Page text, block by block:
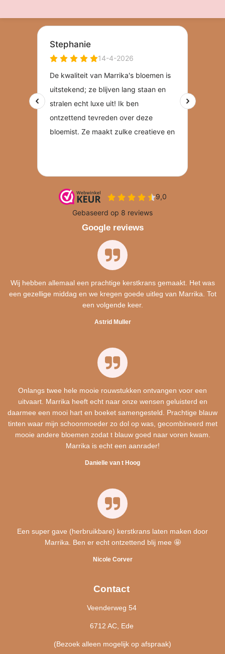
Google reviews
Wij hebben allemaal een prachtige kerstkrans gemaakt. Het was
een gezellige middag en we kregen goede uitleg van Marrika. Tot
een volgende keer.
Astrid Muller
Onlangs twee hele mooie rouwstukken ontvangen voor een
uitvaart. Marrika heeft echt naar onze wensen geluisterd en
daarmee een mooi hart en boeket samengesteld. Prachtige blauw
tinten waar mijn schoonmoeder zo dol op was, gecombineerd met
mooie andere bloemen zodat t blauw goed naar voren kwam.
Marrika is echt een aanrader!
Danielle van t Hoog
Een super gave (herbruikbare) kerstkrans laten maken door
Marrika. Ben er echt ontzettend blij mee 🤩
Nicole Corver
Contact
Veenderweg 54
6712 AC, Ede
(Bezoek alleen mogelijk op afspraak)